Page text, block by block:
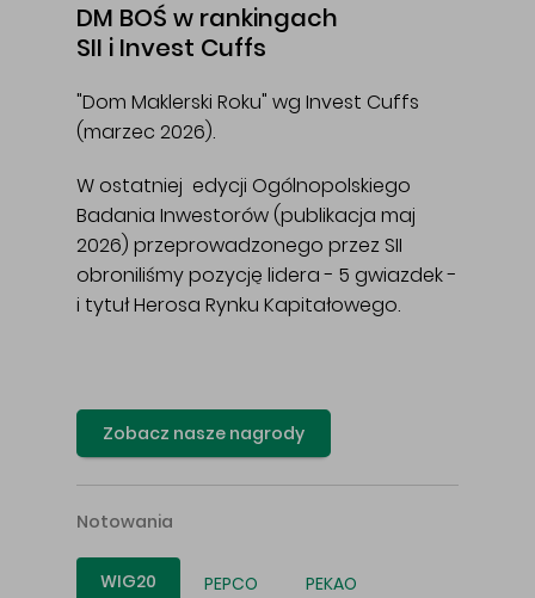
DM BOŚ w rankingach
SII i Invest Cuffs
"Dom Maklerski Roku" wg Invest Cuffs
(marzec 2026).
W ostatniej edycji Ogólnopolskiego
Badania Inwestorów (publikacja maj
2026) przeprowadzonego przez SII
obroniliśmy pozycję lidera - 5 gwiazdek -
i tytuł Herosa Rynku Kapitałowego.
Zobacz nasze nagrody
Notowania
WIG20 PEPCO PEKAO